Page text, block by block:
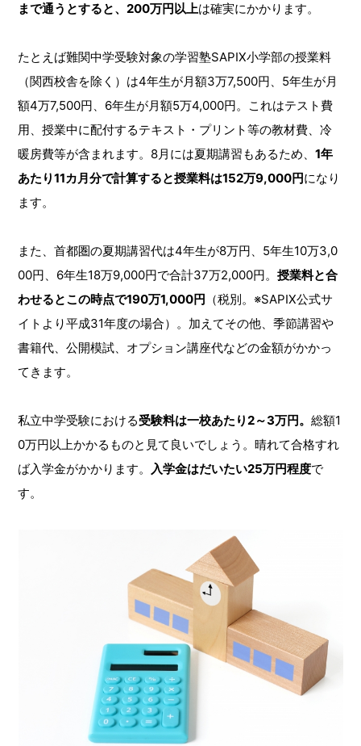
まで通うとすると、200万円以上は確実にかかります。
たとえば難関中学受験対象の学習塾SAPIX小学部の授業料
（関西校舎を除く）は4年生が月額3万7,500円、5年生が月
額4万7,500円、6年生が月額5万4,000円。これはテスト費
用、授業中に配付するテキスト・プリント等の教材費、冷
暖房費等が含まれます。8月には夏期講習もあるため、1年
あたり11カ月分で計算すると授業料は152万9,000円になり
ます。
また、首都圏の夏期講習代は4年生が8万円、5年生10万3,0
00円、6年生18万9,000円で合計37万2,000円。授業料と合
わせるとこの時点で190万1,000円 （税別。※SAPIX公式サ
イトより平成31年度の場合）。加えてその他、季節講習や
書籍代、公開模試、オプション講座代などの金額がかかっ
てきます。
私立中学受験における受験料は一校あたり2～3万円。総額1
0万円以上かかるものと見て良いでしょう。晴れて合格すれ
ば入学金がかかります。 入学金はだいたい25万円程度で
す。